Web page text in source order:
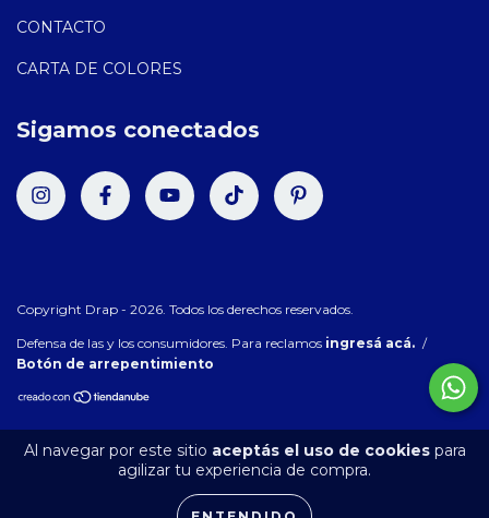
Al navegar por este sitio aceptás el uso de cookiespara
agilizar tu experiencia de compra.
CONTACTO
CARTA DE COLORES
Sigamos conectados
Copyright Drap - 2026. Todos los derechos reservados.
Defensa de las y los consumidores. Para reclamos ingresá acá. /
Botón de arrepentimiento